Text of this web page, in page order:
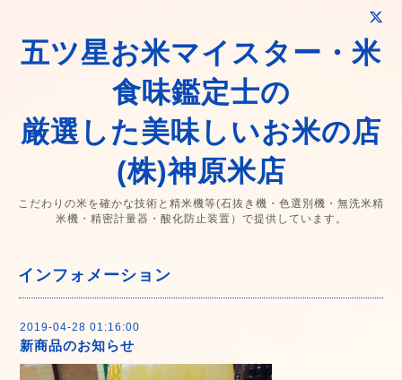
五ツ星お米マイスター・米
食味鑑定士の
厳選した美味しいお米の店
(株)神原米店
こだわりの米を確かな技術と精米機等(石抜き機・色選別機・無洗米精
米機・精密計量器・酸化防止装置）で提供しています。
インフォメーション
2019-04-28 01:16:00
新商品のお知らせ